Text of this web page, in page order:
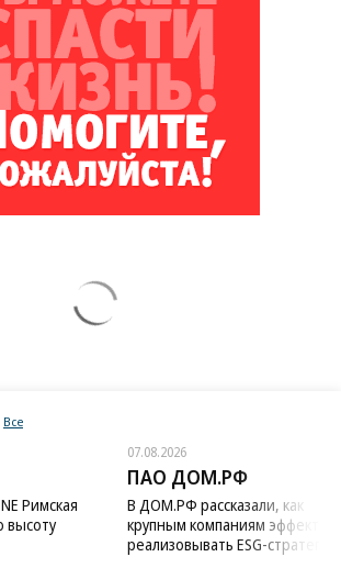
Все
Римская
высоту
07.08.2026
ПАО ДОМ.РФ
В ДОМ.РФ рассказали, как
крупным компаниям
реализовывать ESG-стратегию